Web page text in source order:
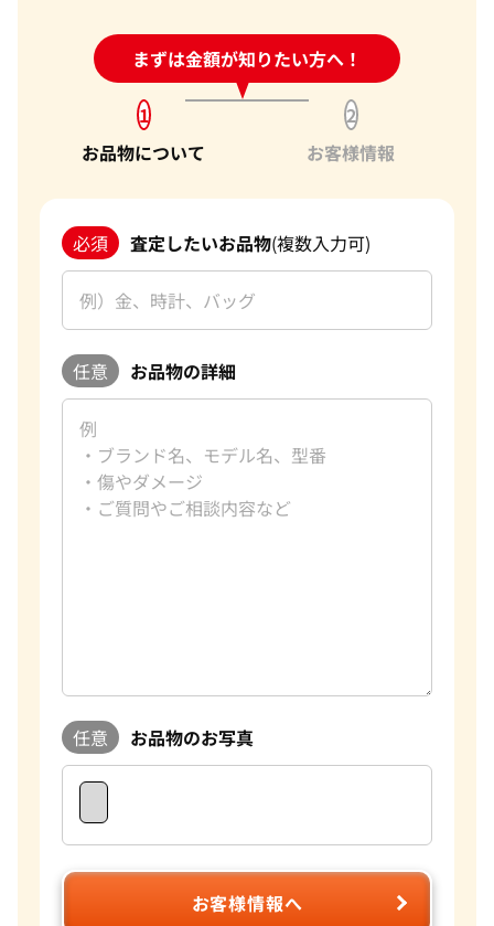
まずは金額が知りたい方へ！
24時間受付中!問い合わせフォーム
1
お品物について
2
お客様情報
必須 査定したいお品物(複数入力可)
任意 お品物の詳細
任意 お品物のお写真
お客様情報へ